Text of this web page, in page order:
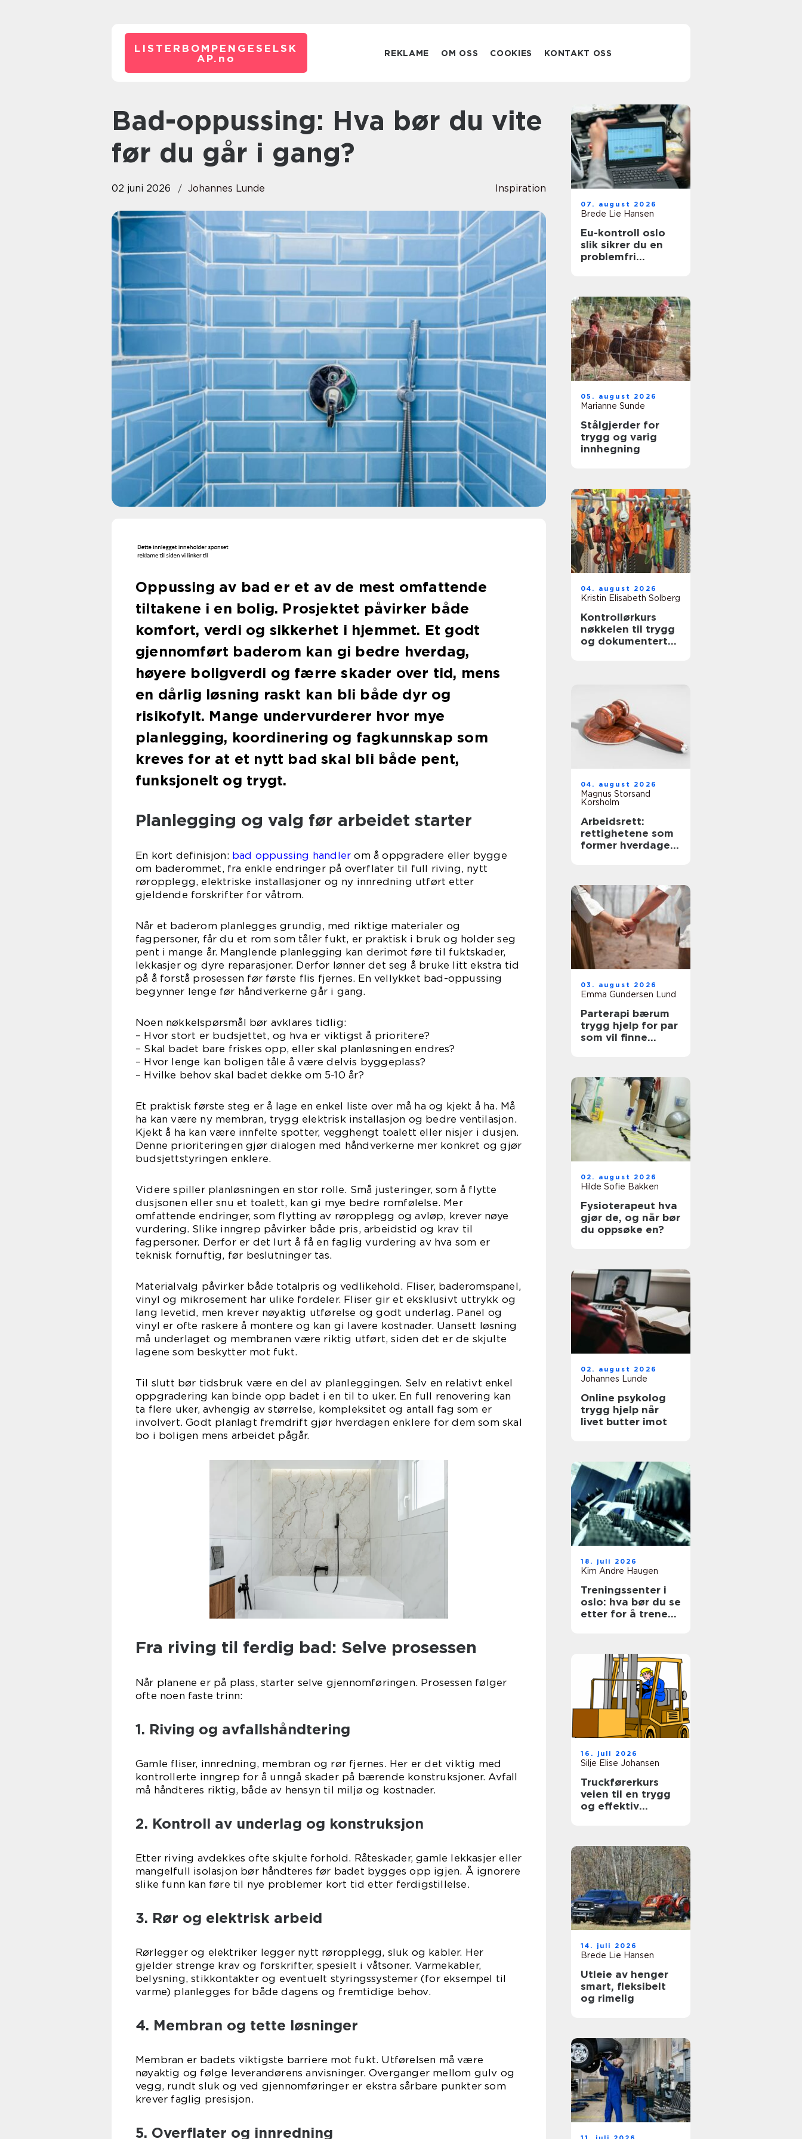
LISTERBOMPENGESELSK
AP. no REKLAME OM OSS COOKIES KONTAKT OSS
Bad-oppussing: Hva bør du vite
før du går i gang?
02 juni 2026 Johannes Lunde Inspiration
Oppussing av bad er et av de mest omfattende
tiltakene i en bolig. Prosjektet påvirker både
komfort, verdi og sikkerhet i hjemmet. Et godt
gjennomført baderom kan gi bedre hverdag,
høyere boligverdi og færre skader over tid, mens
en dårlig løsning raskt kan bli både dyr og
risikofylt. Mange undervurderer hvor mye
planlegging, koordinering og fagkunnskap som
kreves for at et nytt bad skal bli både pent,
funksjonelt og trygt.
Planlegging og valg før arbeidet starter
En kort definisjon: bad oppussing handler om å oppgradere eller bygge
om baderommet, fra enkle endringer på overflater til full riving, nytt
røropplegg, elektriske installasjoner og ny innredning utført etter
gjeldende forskrifter for våtrom.
Når et baderom planlegges grundig, med riktige materialer og
fagpersoner, får du et rom som tåler fukt, er praktisk i bruk og holder seg
pent i mange år. Manglende planlegging kan derimot føre til fuktskader,
lekkasjer og dyre reparasjoner. Derfor lønner det seg å bruke litt ekstra tid
på å forstå prosessen før første flis fjernes. En vellykket bad-oppussing
begynner lenge før håndverkerne går i gang.
Noen nøkkelspørsmål bør avklares tidlig:
– Hvor stort er budsjettet, og hva er viktigst å prioritere?
– Skal badet bare friskes opp, eller skal planløsningen endres?
– Hvor lenge kan boligen tåle å være delvis byggeplass?
– Hvilke behov skal badet dekke om 5-10 år?
Et praktisk første steg er å lage en enkel liste over må ha og kjekt å ha. Må
ha kan være ny membran, trygg elektrisk installasjon og bedre ventilasjon.
Kjekt å ha kan være innfelte spotter, vegghengt toalett eller nisjer i dusjen.
Denne prioriteringen gjør dialogen med håndverkerne mer konkret og gjør
budsjettstyringen enklere.
Videre spiller planløsningen en stor rolle. Små justeringer, som å flytte
dusjsonen eller snu et toalett, kan gi mye bedre romfølelse. Mer
omfattende endringer, som flytting av røropplegg og avløp, krever nøye
vurdering. Slike inngrep påvirker både pris, arbeidstid og krav til
fagpersoner. Derfor er det lurt å få en faglig vurdering av hva som er
teknisk fornuftig, før beslutninger tas.
Materialvalg påvirker både totalpris og vedlikehold. Fliser, baderomspanel,
vinyl og mikrosement har ulike fordeler. Fliser gir et eksklusivt uttrykk og
lang levetid, men krever nøyaktig utførelse og godt underlag. Panel og
vinyl er ofte raskere å montere og kan gi lavere kostnader. Uansett løsning
må underlaget og membranen være riktig utført, siden det er de skjulte
lagene som beskytter mot fukt.
Til slutt bør tidsbruk være en del av planleggingen. Selv en relativt enkel
oppgradering kan binde opp badet i en til to uker. En full renovering kan
ta flere uker, avhengig av størrelse, kompleksitet og antall fag som er
involvert. Godt planlagt fremdrift gjør hverdagen enklere for dem som skal
bo i boligen mens arbeidet pågår.
Fra riving til ferdig bad: Selve prosessen
Når planene er på plass, starter selve gjennomføringen. Prosessen følger
ofte noen faste trinn:
1. Riving og avfallshåndtering
Gamle fliser, innredning, membran og rør fjernes. Her er det viktig med
kontrollerte inngrep for å unngå skader på bærende konstruksjoner. Avfall
må håndteres riktig, både av hensyn til miljø og kostnader.
2. Kontroll av underlag og konstruksjon
Etter riving avdekkes ofte skjulte forhold. Råteskader, gamle lekkasjer eller
mangelfull isolasjon bør håndteres før badet bygges opp igjen. Å ignorere
slike funn kan føre til nye problemer kort tid etter ferdigstillelse.
3. Rør og elektrisk arbeid
Rørlegger og elektriker legger nytt røropplegg, sluk og kabler. Her
gjelder strenge krav og forskrifter, spesielt i våtsoner. Varmekabler,
belysning, stikkontakter og eventuelt styringssystemer (for eksempel til
varme) planlegges for både dagens og fremtidige behov.
4. Membran og tette løsninger
Membran er badets viktigste barriere mot fukt. Utførelsen må være
nøyaktig og følge leverandørens anvisninger. Overganger mellom gulv og
vegg, rundt sluk og ved gjennomføringer er ekstra sårbare punkter som
krever faglig presisjon.
5. Overflater og innredning
07. august 2026
Brede Lie Hansen
Eu-kontroll oslo
slik sikrer du en
problemfri
05. august 2026
Marianne Sunde
Stålgjerder for
trygg og varig
innhegning
04. august 2026
Kristin Elisabeth Solberg
Kontrollørkurs
nøkkelen til trygg
og dokumentert
04. august 2026
Magnus Storsand
Korsholm
Arbeidsrett:
rettighetene som
former hverdagen
03. august 2026
Emma Gundersen Lund
Parterapi bærum
trygg hjelp for par
som vil finne
02. august 2026
Hilde Sofie Bakken
Fysioterapeut hva
gjør de, og når bør
du oppsøke en?
02. august 2026
Johannes Lunde
Online psykolog
trygg hjelp når
livet butter imot
18. juli 2026
Kim Andre Haugen
Treningssenter i
oslo: hva bør du se
etter for å trene
16. juli 2026
Silje Elise Johansen
Truckførerkurs
veien til en trygg
og effektiv
14. juli 2026
Brede Lie Hansen
Utleie av henger
smart, fleksibelt
og rimelig